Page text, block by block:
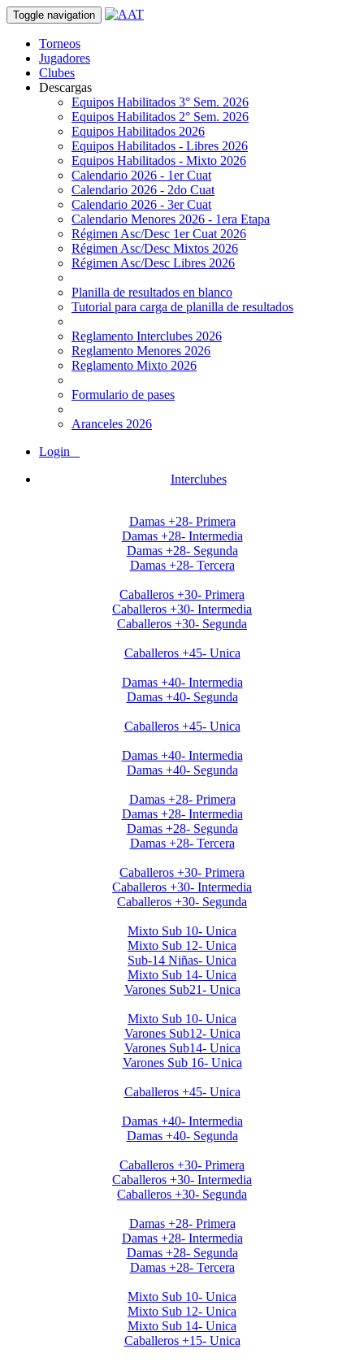
Toggle navigation
Torneos
Jugadores
Clubes
Descargas
Equipos Habilitados 3° Sem. 2026
Equipos Habilitados 2° Sem. 2026
Equipos Habilitados 2026
Equipos Habilitados - Libres 2026
Equipos Habilitados - Mixto 2026
Calendario 2026 - 1er Cuat
Calendario 2026 - 2do Cuat
Calendario 2026 - 3er Cuat
Calendario Menores 2026 - 1era Etapa
Régimen Asc/Desc 1er Cuat 2026
Régimen Asc/Desc Mixtos 2026
Régimen Asc/Desc Libres 2026
Planilla de resultados en blanco
Tutorial para carga de planilla de resultados
Reglamento Interclubes 2026
Reglamento Menores 2026
Reglamento Mixto 2026
Formulario de pases
Aranceles 2026
Login
Interclubes
Damas +28- Primera
Damas +28- Intermedia
Damas +28- Segunda
Damas +28- Tercera
Caballeros +30- Primera
Caballeros +30- Intermedia
Caballeros +30- Segunda
Caballeros +45- Unica
Damas +40- Intermedia
Damas +40- Segunda
Caballeros +45- Unica
Damas +40- Intermedia
Damas +40- Segunda
Damas +28- Primera
Damas +28- Intermedia
Damas +28- Segunda
Damas +28- Tercera
Caballeros +30- Primera
Caballeros +30- Intermedia
Caballeros +30- Segunda
Mixto Sub 10- Unica
Mixto Sub 12- Unica
Sub-14 Niñas- Unica
Mixto Sub 14- Unica
Varones Sub21- Unica
Mixto Sub 10- Unica
Varones Sub12- Unica
Varones Sub14- Unica
Varones Sub 16- Unica
Caballeros +45- Unica
Damas +40- Intermedia
Damas +40- Segunda
Caballeros +30- Primera
Caballeros +30- Intermedia
Caballeros +30- Segunda
Damas +28- Primera
Damas +28- Intermedia
Damas +28- Segunda
Damas +28- Tercera
Mixto Sub 10- Unica
Mixto Sub 12- Unica
Mixto Sub 14- Unica
Caballeros +15- Unica